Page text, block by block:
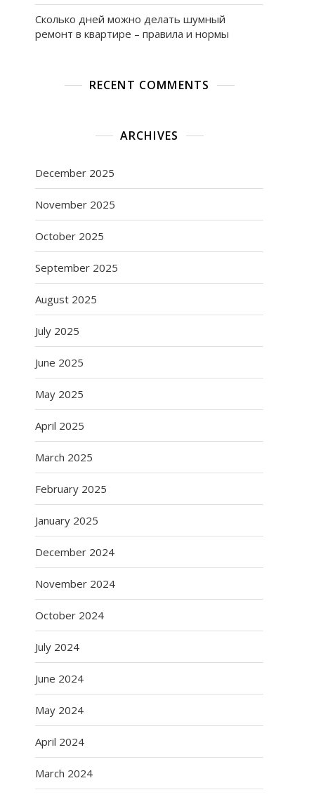
Сколько дней можно делать шумный
ремонт в квартире – правила и нормы
RECENT COMMENTS
ARCHIVES
December 2025
November 2025
October 2025
September 2025
August 2025
July 2025
June 2025
May 2025
April 2025
March 2025
February 2025
January 2025
December 2024
November 2024
October 2024
July 2024
June 2024
May 2024
April 2024
March 2024